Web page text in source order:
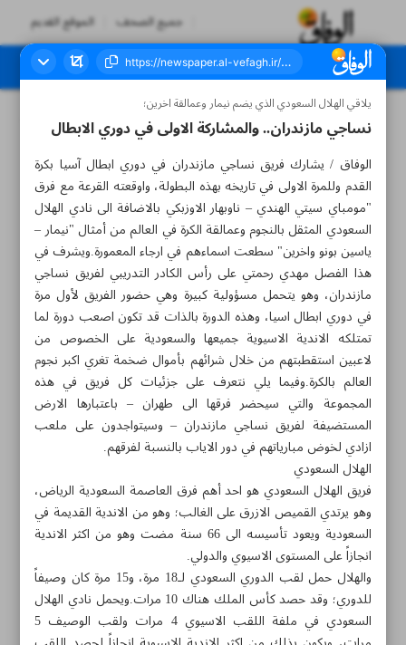
جميع الصحف الموقع القديم
العدد سبعة آلاف وثلاثمائة واثنان وثلاثون - ١٨ سبتمبر ٢٠٢٣
يلاقي الهلال السعودي الذي يضم نيمار وعمالقة اخرين؛
نساجي مازندران.. والمشاركة الاولى في دوري الابطال
الوفاق / يشارك فريق نساجي مازندران في دوري ابطال آسيا بكرة
القدم وللمرة الاولى في تاريخه بهذه البطولة، واوقعته القرعة مع فرق
"مومباي سيتي الهندي – ناوبهار الاوزبكي بالاضافة الى نادي الهلال
السعودي المثقل بالنجوم وعمالقة الكرة في العالم من أمثال "نيمار –
ياسين بونو واخرين" سطعت اسماءهم في ارجاء المعمورة.ويشرف في
هذا الفصل مهدي رحمتي على رأس الكادر التدريبي لفريق نساجي
مازندران، وهو يتحمل مسؤولية كبيرة وهي حضور الفريق لأول مرة
في دوري ابطال اسيا، وهذه الدورة بالذات قد تكون اصعب دورة لما
تمتلكه الاندية الاسيوية جميعها والسعودية على الخصوص من
لاعبين استقطبتهم من خلال شرائهم بأموال ضخمة تغري اكبر نجوم
العالم بالكرة.وفيما يلي نتعرف على جزئيات كل فريق في هذه
المجموعة والتي سيحضر فرقها الى طهران – باعتبارها الارض
المستضيفة لفريق نساجي مازندران – وسيتواجدون على ملعب
ازادي لخوض مبارياتهم في دور الاياب بالنسبة لفرقهم.
الهلال السعودي
فريق الهلال السعودي هو احد أهم فرق العاصمة السعودية الرياض،
وهو يرتدي القميص الازرق على الغالب؛ وهو من الاندية القديمة في
السعودية ويعود تأسيسه الى 66 سنة مضت وهو من اكثر الاندية
انجازاً على المستوى الاسيوي والدولي.
والهلال حمل لقب الدوري السعودي لـ18 مرة، و15 مرة كان وصيفاً
للدوري؛ وقد حصد كأس الملك هناك 10 مرات.ويحمل نادي الهلال
السعودي في ملفة اللقب الاسيوي 4 مرات ولقب الوصيف 5